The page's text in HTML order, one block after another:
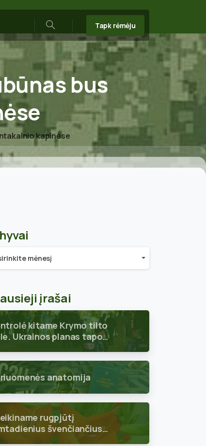
Search
Tapk rėmėju
bus
kapinėse
mėnesį
įrašai
kitame Krymo tilto
Ukrainos planas tapo
anatomija
rugpjūtį
švenčiančius
narius